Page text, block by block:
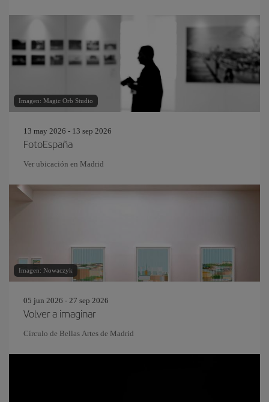
Imagen: Magic Orb Studio
13 may 2026 - 13 sep 2026
FotoEspaña
Ver ubicación en Madrid
Imagen: Nowaczyk
05 jun 2026 - 27 sep 2026
Volver a imaginar
Círculo de Bellas Artes de Madrid